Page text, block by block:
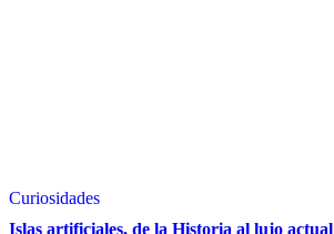
Curiosidades
Islas artificiales, de la Historia al lujo actual